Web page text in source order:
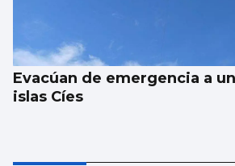
Evacúan de emergencia a
islas Cíes